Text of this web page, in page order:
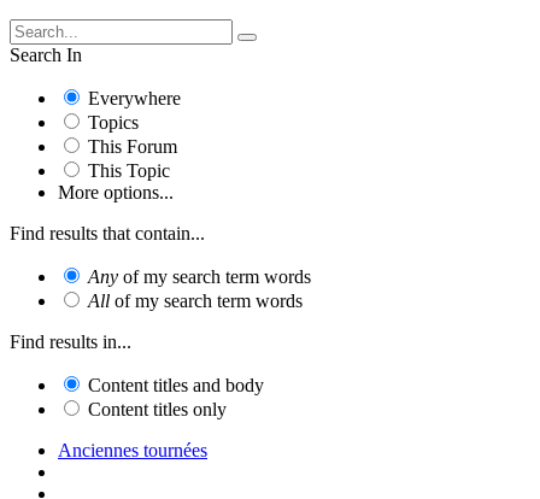
Search In
Everywhere
Topics
This Forum
This Topic
More options...
Find results that contain...
Any of my search term words
All of my search term words
Find results in...
Content titles and body
Content titles only
Anciennes tournées